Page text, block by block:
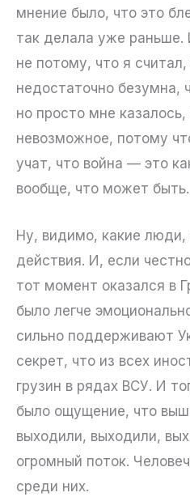
мнение было, что это
так делала уже
не потому, что я считал,
недостаточно безумна,
но просто мне
невозможное, потому
учат, что война — это
вообще, что может быть.
Ну, видимо, какие люди,
действия. И, если
тот момент оказался в
было легче
сильно поддерживают
секрет, что из всех
грузин в рядах ВСУ. И
было ощущение, что
выходили, выходили,
огромный поток.
среди них.